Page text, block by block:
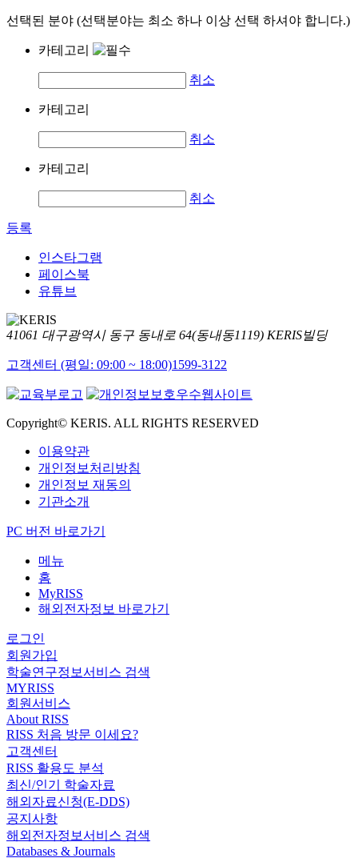
선택된 분야 (선택분야는 최소 하나 이상 선택 하셔야 합니다.)
카테고리
취소
카테고리
취소
카테고리
취소
등록
인스타그램
페이스북
유튜브
41061 대구광역시 동구 동내로 64(동내동1119) KERIS빌딩
고객센터 (평일: 09:00 ~ 18:00)1599-3122
Copyright© KERIS. ALL RIGHTS RESERVED
이용약관
개인정보처리방침
개인정보 재동의
기관소개
PC 버전 바로가기
메뉴
홈
MyRISS
해외전자정보 바로가기
로그인
회원가입
학술연구정보서비스 검색
MYRISS
회원서비스
About RISS
RISS 처음 방문 이세요?
고객센터
RISS 활용도 분석
최신/인기 학술자료
해외자료신청(E-DDS)
공지사항
해외전자정보서비스 검색
Databases & Journals